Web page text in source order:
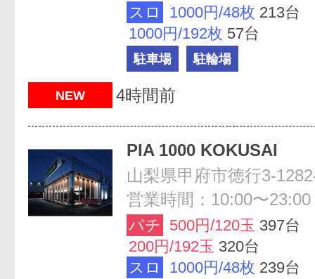
スロ 1000円/48枚 213台
1000円/192枚 57台
駐車場 駐輪場
NEW 4時間前
PIA 1000 KOKUSAI
山梨県甲府市徳行3-
営業時間：10:00〜23:00
パチ 500円/120玉 397台
200円/192玉 320台
スロ
1000円/48枚 239台